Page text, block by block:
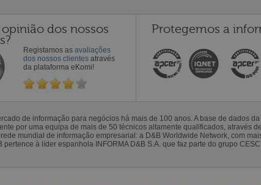
dos nossos
Registamos as avaliações
dos nossos clientes através
da plataforma eKomi!
Protegemos a
de informação para negócios há mais de 100 anos. A base de dados da
por uma equipa de mais de 50 técnicos altamente qualificados, através
mundial de informação empresarial: a D&B Worldwide Network, com
à líder espanhola INFORMA D&B S.A. que faz parte do grupo